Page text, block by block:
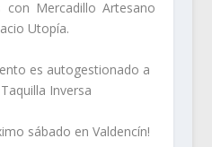
con Mercadillo Artesano
Utopía.
es autogestionado a
Inversa
sábado en Valdencín!